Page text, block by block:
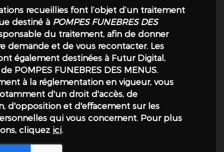
recueillies font l’objet d’un traitement
destiné à POMPES FUNEBRES DES
du traitement, afin de donner
demande et de vous recontacter. Les
également destinées à Futur Digital,
POMPES FUNEBRES DES MENUS.
à la réglementation en vigueur, vous
d'un droit d'accès, de
d'opposition et d'effacement sur les
qui vous concernent. Pour plus
cliquez ici.